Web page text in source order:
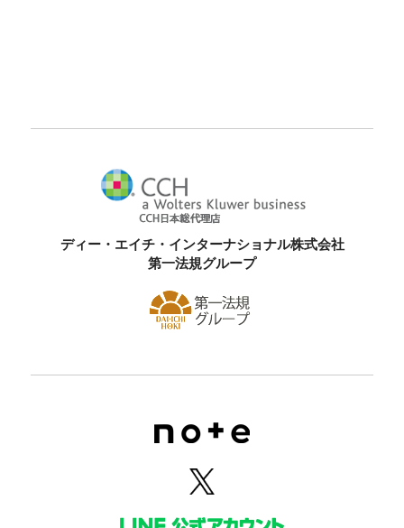
ディー・エイチ・インターナショナル株式会社
第一法規グループ